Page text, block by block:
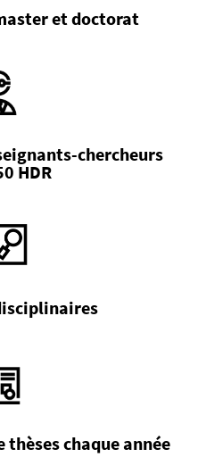
et doctorat
chercheurs
HDR
chaque année